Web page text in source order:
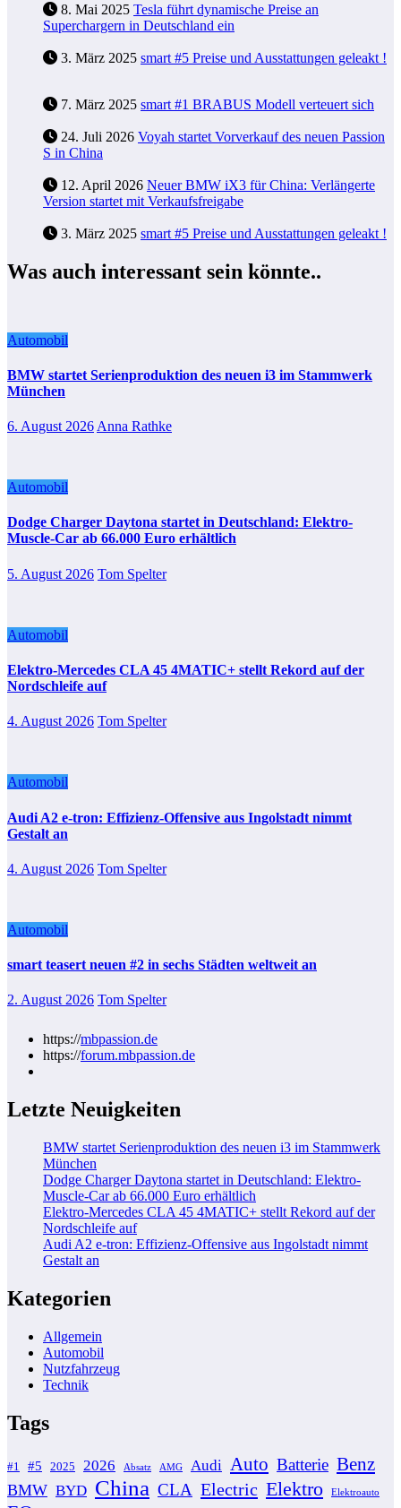
8. Mai 2025 Tesla führt dynamische Preise an
Superchargern in Deutschland ein
3. März 2025 smart #5 Preise und Ausstattungen geleakt !
7. März 2025 smart #1 BRABUS Modell verteuert sich
24. Juli 2026 Voyah startet Vorverkauf des neuen Passion
S in China
12. April 2026 Neuer BMW iX3 für China: Verlängerte
Version startet mit Verkaufsfreigabe
3. März 2025 smart #5 Preise und Ausstattungen geleakt !
Was auch interessant sein könnte..
Automobil
BMW startet Serienproduktion des neuen i3 im Stammwerk
München
6. August 2026 Anna Rathke
Automobil
Dodge Charger Daytona startet in Deutschland: Elektro-
Muscle-Car ab 66.000 Euro erhältlich
5. August 2026 Tom Spelter
Automobil
Elektro-Mercedes CLA 45 4MATIC+ stellt Rekord auf der
Nordschleife auf
4. August 2026 Tom Spelter
Automobil
Audi A2 e-tron: Effizienz-Offensive aus Ingolstadt nimmt
Gestalt an
4. August 2026 Tom Spelter
Automobil
smart teasert neuen #2 in sechs Städten weltweit an
2. August 2026 Tom Spelter
https://mbpassion.de
https://forum.mbpassion.de
Letzte Neuigkeiten
BMW startet Serienproduktion des neuen i3 im Stammwerk
München
Dodge Charger Daytona startet in Deutschland: Elektro-
Muscle-Car ab 66.000 Euro erhältlich
Elektro-Mercedes CLA 45 4MATIC+ stellt Rekord auf der
Nordschleife auf
Audi A2 e-tron: Effizienz-Offensive aus Ingolstadt nimmt
Gestalt an
Kategorien
Allgemein
Automobil
Nutzfahrzeug
Technik
Tags
#1 #5 2025 2026 Absatz AMG Audi Auto Batterie Benz
BMW BYD China CLA Electric Elektro Elektroauto